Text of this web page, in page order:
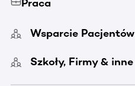
Praca
Wsparcie Pacjentów
Szkoły, Firmy & inne